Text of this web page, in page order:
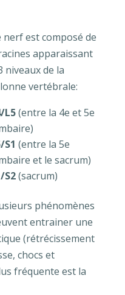
nerf est composé de
apparaissant
niveaux de la
vertébrale:
L5(entre la 4e et 5e
S1 (entre la 5e
et le sacrum)
S2(sacrum)
phénomènes
entrainer une
(rétrécissement
chocs et
fréquente est la